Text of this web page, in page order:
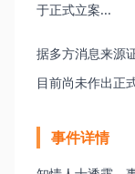
于正式立案...
据多方消息来源
目前尚未作出正
事件详情